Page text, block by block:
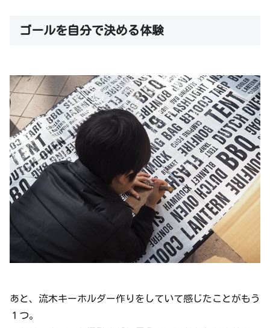
ゴールを自分で決める体験
あと、流木キーホルダー作りをしていて感じたことがもう
１つ。